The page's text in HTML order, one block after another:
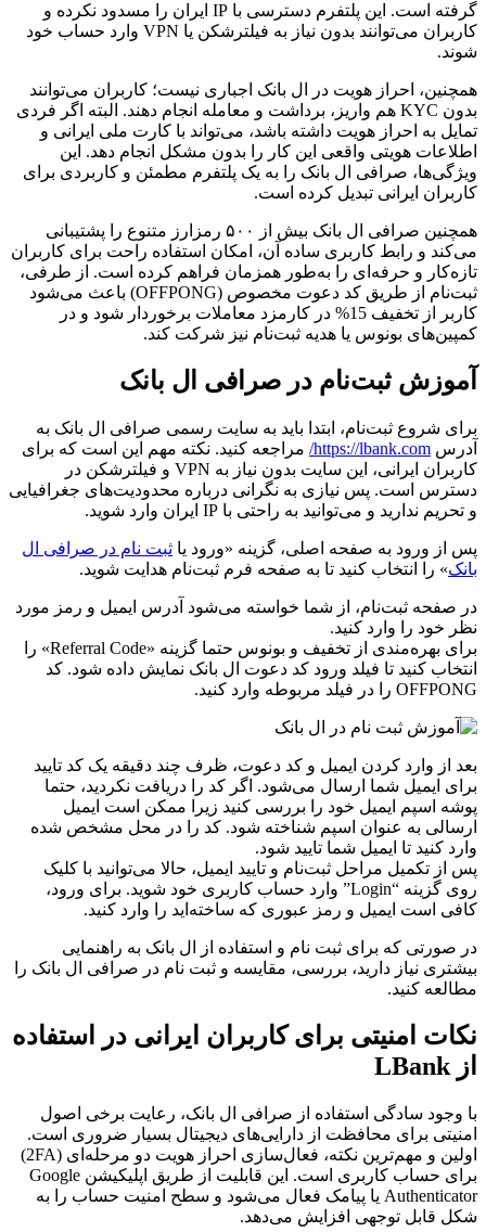
گرفته است. این پلتفرم دسترسی با IP ایران را مسدود نکرده و
کاربران می‌توانند بدون نیاز به فیلترشکن یا VPN وارد حساب خود
شوند.
همچنین، احراز هویت در ال بانک اجباری نیست؛ کاربران می‌توانند
بدون KYC هم واریز، برداشت و معامله انجام دهند. البته اگر فردی
تمایل به احراز هویت داشته باشد، می‌تواند با کارت ملی ایرانی و
اطلاعات هویتی واقعی این کار را بدون مشکل انجام دهد. این
ویژگی‌ها، صرافی ال بانک را به یک پلتفرم مطمئن و کاربردی برای
کاربران ایرانی تبدیل کرده است.
همچنین صرافی ال بانک بیش از ۵۰۰ رمزارز متنوع را پشتیبانی
می‌کند و رابط کاربری ساده آن، امکان استفاده راحت برای کاربران
تازه‌کار و حرفه‌ای را به‌طور همزمان فراهم کرده است. از طرفی،
ثبت‌نام از طریق کد دعوت مخصوص (OFFPONG) باعث می‌شود
کاربر از تخفیف 15% در کارمزد معاملات برخوردار شود و در
کمپین‌های بونوس یا هدیه ثبت‌نام نیز شرکت کند.
آموزش ثبت‌نام در صرافی ال بانک
برای شروع ثبت‌نام، ابتدا باید به سایت رسمی صرافی ال بانک به
آدرس https://lbank.com/ مراجعه کنید. نکته مهم این است که برای
کاربران ایرانی، این سایت بدون نیاز به VPN و فیلترشکن در
دسترس است. پس نیازی به نگرانی درباره محدودیت‌های جغرافیایی
و تحریم ندارید و می‌توانید به راحتی با IP ایران وارد شوید.
پس از ورود به صفحه اصلی، گزینه «ورود یا ثبت نام در صرافی ال
بانک» را انتخاب کنید تا به صفحه فرم ثبت‌نام هدایت شوید.
در صفحه ثبت‌نام، از شما خواسته می‌شود آدرس ایمیل و رمز مورد
نظر خود را وارد کنید.
برای بهره‌مندی از تخفیف و بونوس حتما گزینه «Referral Code» را
انتخاب کنید تا فیلد ورود کد دعوت ال بانک نمایش داده شود. کد
OFFPONG را در فیلد مربوطه وارد کنید.
بعد از وارد کردن ایمیل و کد دعوت، ظرف چند دقیقه یک کد تایید
برای ایمیل شما ارسال می‌شود. اگر کد را دریافت نکردید، حتما
پوشه اسپم ایمیل خود را بررسی کنید زیرا ممکن است ایمیل
ارسالی به عنوان اسپم شناخته شود. کد را در محل مشخص شده
وارد کنید تا ایمیل شما تایید شود.
پس از تکمیل مراحل ثبت‌نام و تایید ایمیل، حالا می‌توانید با کلیک
روی گزینه “Login” وارد حساب کاربری خود شوید. برای ورود،
کافی است ایمیل و رمز عبوری که ساخته‌اید را وارد کنید.
در صورتی که برای ثبت نام و استفاده از ال بانک به راهنمایی
بیشتری نیاز دارید، بررسی، مقایسه و ثبت نام در صرافی ال بانک را
مطالعه کنید.
نکات امنیتی برای کاربران ایرانی در استفاده
از LBank
با وجود سادگی استفاده از صرافی ال بانک، رعایت برخی اصول
امنیتی برای محافظت از دارایی‌های دیجیتال بسیار ضروری است.
اولین و مهم‌ترین نکته، فعال‌سازی احراز هویت دو مرحله‌ای (2FA)
برای حساب کاربری است. این قابلیت از طریق اپلیکیشن Google
Authenticator یا پیامک فعال می‌شود و سطح امنیت حساب را به
شکل قابل توجهی افزایش می‌دهد.